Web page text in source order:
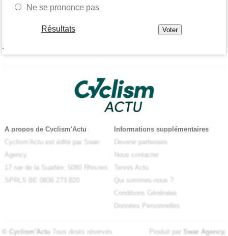
Ne se prononce pas
Résultats
-
A propos de Cyclism'Actu
Cyclism'Actu est édité par Swar-
Agency
17 rue de la Suarlée, 5080 Rhisnes
SPRLS BE 0836.273.820
Informations supplémentaires
Devenir partenaire
Nous contacter
Tennis Actu
Qui sommes-nous ?
Conditions Générales
Données Personnelles
© Cyclism'Actu Tous droits réservés Produit par Swar Agency.